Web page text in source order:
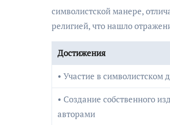
символистской манере,
религией, что нашло
Достижения
• Участие в символистском
• Создание собственного
авторами